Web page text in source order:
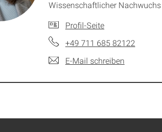
Wissenschaftlicher Nachwuchs
Profil-Seite
+49 711 685 82122
E-Mail schreiben